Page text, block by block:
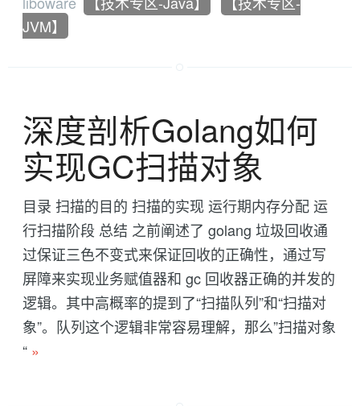
JVM】
深度剖析Golang如何
实现GC扫描对象
目录 扫描的目的 扫描的实现 运行期内存分配 运
行扫描阶段 总结 之前阐述了 golang 垃圾回收通
过保证三色不变式来保证回收的正确性，通过写
屏障来实现业务赋值器和 gc 回收器正确的并发的
逻辑。其中高概率的提到了“扫描队列”和“扫描对
象”。队列这个逻辑非常容易理解，那么”扫描对象
“ »